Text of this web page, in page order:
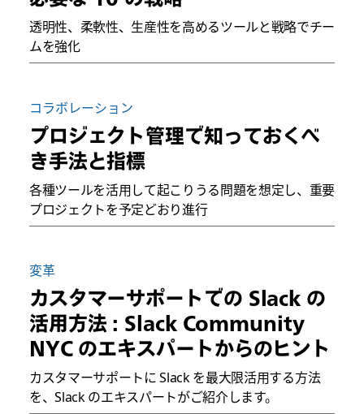
透明性、柔軟性、生産性を高めるツールと戦略でチー
ムを強化
コラボレーション
プロジェクト管理で知っておくべ
き手法と指標
各種ツールを活用して起こりうる問題を想定し、重要
プロジェクトを予定どおり進行
変革
カスタマーサポートでの Slack の
活用方法 : Slack Community
NYC のエキスパートからのヒント
カスタマーサポートに Slack を最大限活用する方法
を、Slack のエキスパートがご紹介します。